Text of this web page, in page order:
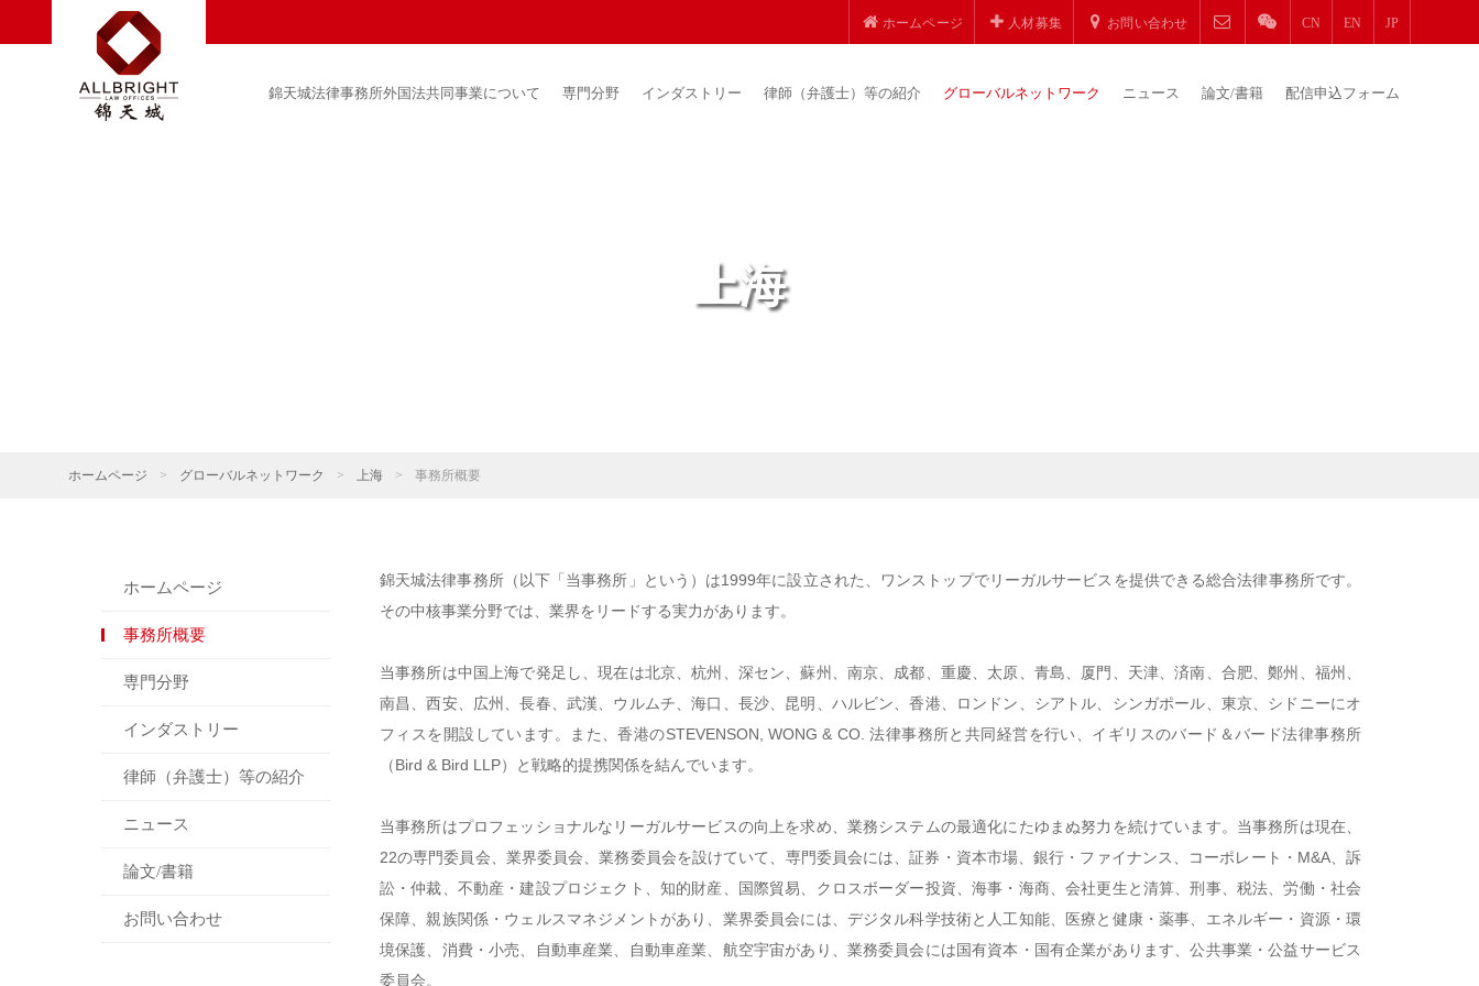
ホームページ 人材募集 お問い合わせ CN EN JP
錦天城法律事務所外国法共同事業について 専門分野 インダストリー 律師（弁護士）等の紹介 グローバルネットワーク ニュース 論文/書籍 配信申込フォーム
上海
ホームページ > グローバルネットワーク > 上海 > 事務所概要
ホームページ
事務所概要
専門分野
インダストリー
律師（弁護士）等の紹介
ニュース
論文/書籍
お問い合わせ
錦天城法律事務所（以下「当事務所」という）は1999年に設立された、ワンストップでリーガルサービスを提供できる総合法律事務所です。
その中核事業分野では、業界をリードする実力があります。
当事務所は中国上海で発足し、現在は北京、杭州、深セン、蘇州、南京、成都、重慶、太原、青島、厦門、天津、済南、合肥、鄭州、福州、
南昌、西安、広州、長春、武漢、ウルムチ、海口、長沙、昆明、ハルビン、香港、ロンドン、シアトル、シンガポール、東京、シドニーにオ
フィスを開設しています。また、香港のSTEVENSON, WONG & CO. 法律事務所と共同経営を行い、イギリスのバード＆バード法律事務所
（Bird & Bird LLP）と戦略的提携関係を結んでいます。
当事務所はプロフェッショナルなリーガルサービスの向上を求め、業務システムの最適化にたゆまぬ努力を続けています。当事務所は現在、
22の専門委員会、業界委員会、業務委員会を設けていて、専門委員会には、証券・資本市場、銀行・ファイナンス、コーポレート・M&A、訴
訟・仲裁、不動産・建設プロジェクト、知的財産、国際貿易、クロスボーダー投資、海事・海商、会社更生と清算、刑事、税法、労働・社会
保障、親族関係・ウェルスマネジメントがあり、業界委員会には、デジタル科学技術と人工知能、医療と健康・薬事、エネルギー・資源・環
境保護、消費・小売、自動車産業、自動車産業、航空宇宙があり、業務委員会には国有資本・国有企業があります、公共事業・公益サービス
委員会。